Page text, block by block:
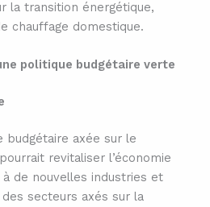
la transition énergétique,
chauffage domestique.
politique budgétaire verte
budgétaire axée sur le
revitaliser l’économie
de nouvelles industries et
secteurs axés sur la